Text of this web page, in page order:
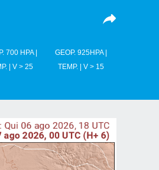
700 HPA |
| V > 25
GEOP. 925HPA |
TEMP. | V > 15